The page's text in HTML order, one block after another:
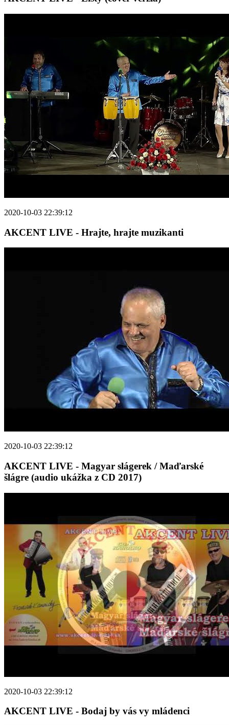
2020-10-03 22:39:12
AKCENT LIVE - Hrajte, hrajte muzikanti
2020-10-03 22:39:12
AKCENT LIVE - Magyar slágerek / Maďarské
šlágre (audio ukážka z CD 2017)
2020-10-03 22:39:12
AKCENT LIVE - Bodaj by vás vy mládenci